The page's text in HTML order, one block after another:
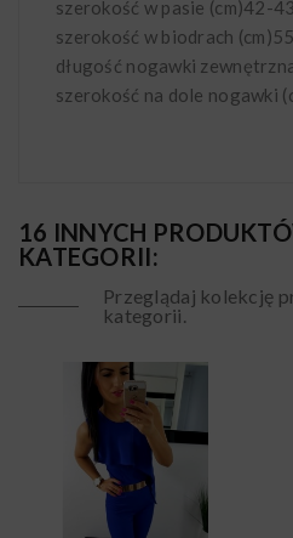
szerokość w pasie (cm)42-43
szerokość w biodrach (cm)
długość nogawki
szerokość na dole nogawki
16 INNYCH
KATEGORII:
Przeglądaj kolekcję
kategorii.